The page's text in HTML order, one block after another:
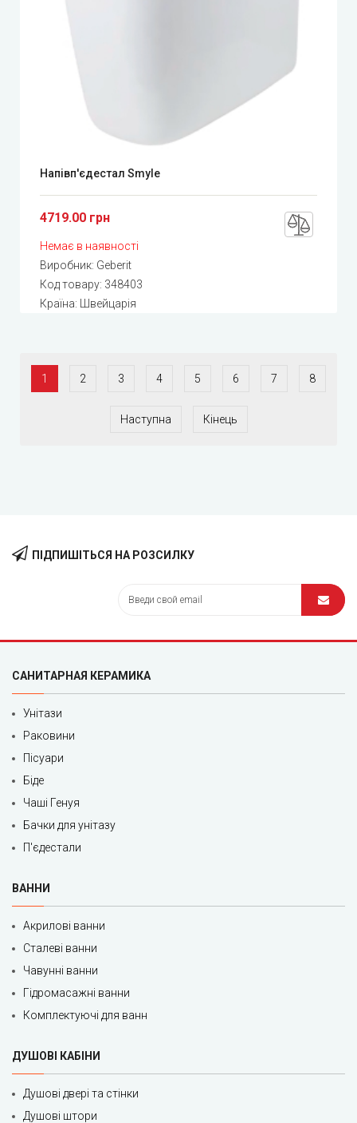
Напівп'єдестал Smyle
4719.00 грн
Немає в наявності
Виробник: Geberit
Код товару: 348403
Країна: Швейцарія
1 2 3 4 5 6 7 8
Наступна Кінець
ПІДПИШІТЬСЯ НА РОЗСИЛКУ
САНИТАРНАЯ КЕРАМИКА
Унітази
Раковини
Пісуари
Біде
Чаші Генуя
Бачки для унітазу
П'єдестали
ВАННИ
Акрилові ванни
Сталеві ванни
Чавунні ванни
Гідромасажні ванни
Комплектуючі для ванн
ДУШОВІ КАБІНИ
Душові двері та стінки
Душові штори